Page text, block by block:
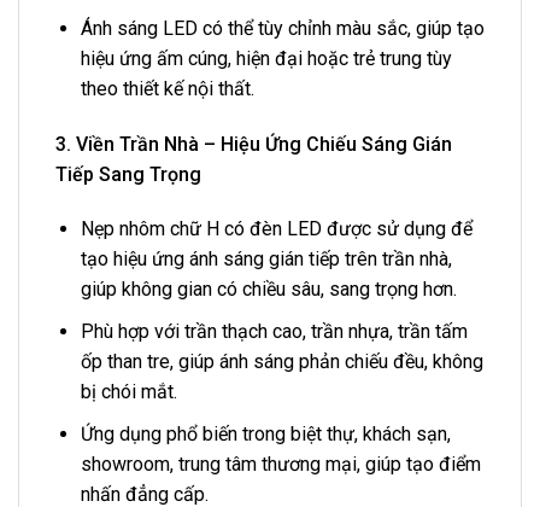
Ánh sáng LED có thể tùy chỉnh màu sắc, giúp tạo
hiệu ứng ấm cúng, hiện đại hoặc trẻ trung tùy
theo thiết kế nội thất.
3. Viền Trần Nhà – Hiệu Ứng Chiếu Sáng Gián
Tiếp Sang Trọng
Nẹp nhôm chữ H có đèn LED được sử dụng để
tạo hiệu ứng ánh sáng gián tiếp trên trần nhà,
giúp không gian có chiều sâu, sang trọng hơn.
Phù hợp với trần thạch cao, trần nhựa, trần tấm
ốp than tre, giúp ánh sáng phản chiếu đều, không
bị chói mắt.
Ứng dụng phổ biến trong biệt thự, khách sạn,
showroom, trung tâm thương mại, giúp tạo điểm
nhấn đẳng cấp.